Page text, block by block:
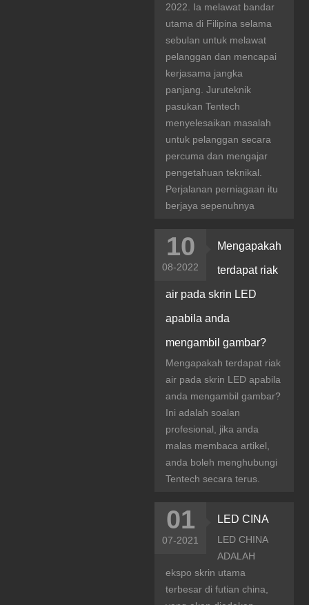
2022. Ia melawat bandar
utama di Filipina selama
sebulan untuk melawat
pelanggan dan mencapai
kerjasama jangka
panjang. Juruteknik
pasukan Tentech
menyelesaikan masalah
untuk pelanggan secara
percuma dan mengajar
pengetahuan teknikal.
Perjalanan perniagaan itu
berjaya sepenuhnya
10
08-2022
Mengapakah
terdapat riak
air pada skrin LED
apabila anda
mengambil gambar?
Mengapakah terdapat riak
air pada skrin LED apabila
anda mengambil gambar?
Ini adalah soalan
profesional, jika anda
malas membaca artikel,
anda boleh menghubungi
Tentech secara terus.
01
07-2021
LED CINA
LED CHINA
ADALAH
ekspo skrin utama
terbesar di futian china,